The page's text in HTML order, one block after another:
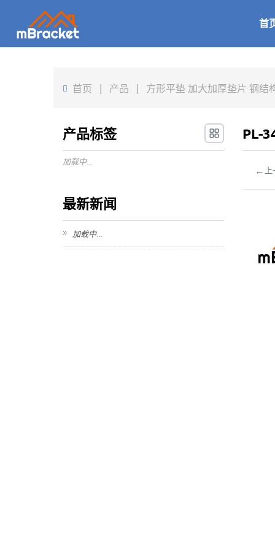
首
首页 | 产品 | 方形平垫 加大加厚垫片 钢结
PL-
←
产品标签
加载中...
最新新闻
加载中...